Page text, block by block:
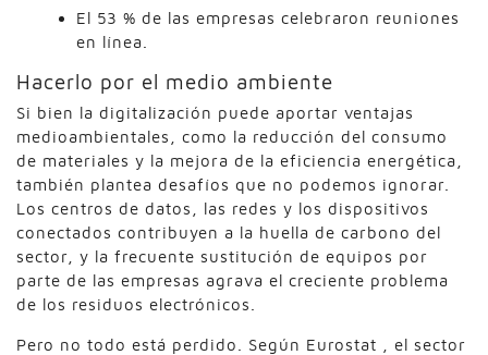
El 53 % de las empresas celebraron reuniones
en línea.
Hacerlo por el medio ambiente
Si bien la digitalización puede aportar ventajas
medioambientales, como la reducción del consumo
de materiales y la mejora de la eficiencia energética,
también plantea desafíos que no podemos ignorar.
Los centros de datos, las redes y los dispositivos
conectados contribuyen a la huella de carbono del
sector, y la frecuente sustitución de equipos por
parte de las empresas agrava el creciente problema
de los residuos electrónicos.
Pero no todo está perdido. Según Eurostat , el sector